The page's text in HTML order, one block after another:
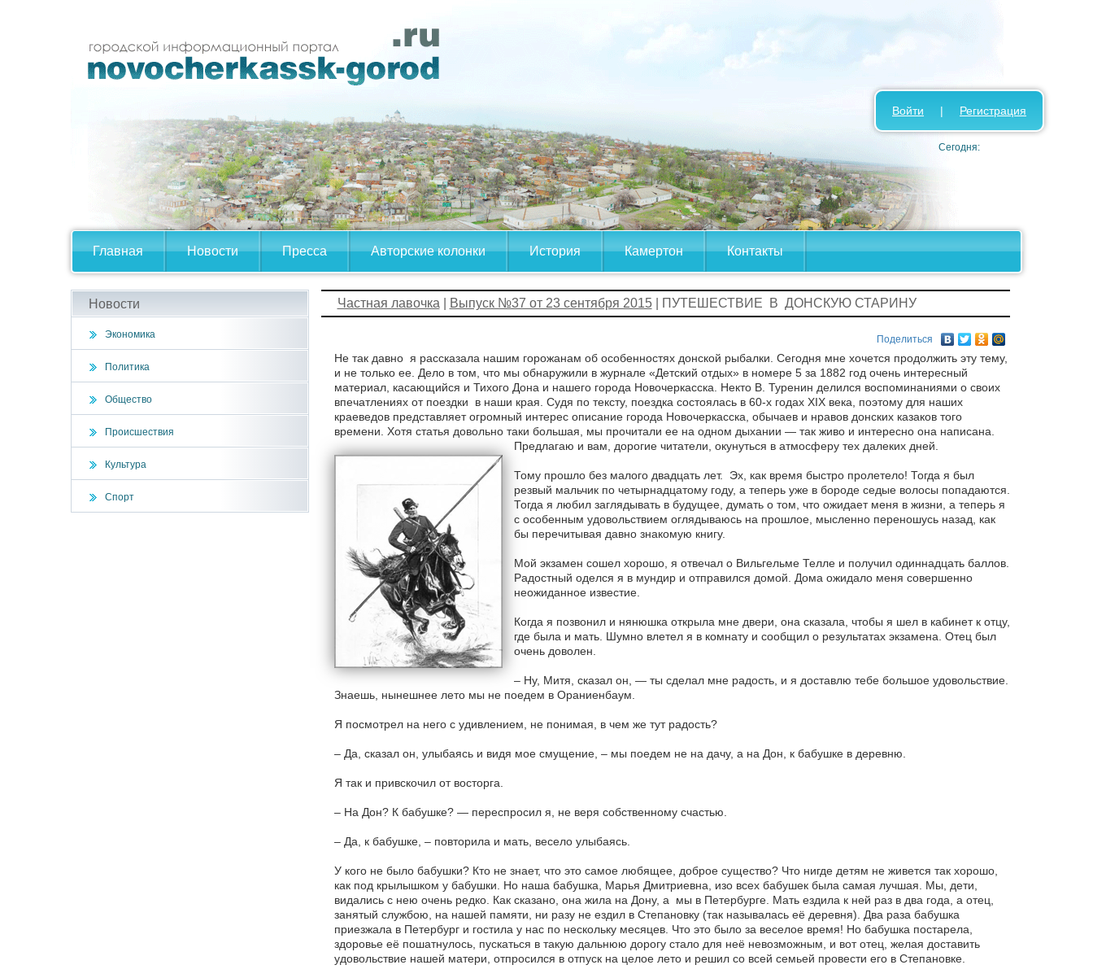
Главная Новости Пресса Авторские колонки История Камертон Контакты
Войти | Регистрация
Сегодня:
Новости
Экономика
Политика
Общество
Происшествия
Культура
Спорт
Частная лавочка Выпуск №37 от 23 сентября 2015| ПУТЕШЕСТВИЕ В ДОНСКУЮ СТАРИНУ
Поделиться
Не так давно я рассказала нашим горожанам об особенностях донской рыбалки. Сегодня мне хочется продолжить эту тему,
и не только ее. Дело в том, что мы обнаружили в журнале «Детский отдых» в номере 5 за 1882 год очень интересный
материал, касающийся и Тихого Дона и нашего города Новочеркасска. Некто В. Туренин делился воспоминаниями о своих
впечатлениях от поездки в наши края. Судя по тексту, поездка состоялась в 60-х годах ХIХ века, поэтому для наших
краеведов представляет огромный интерес описание города Новочеркасска, обычаев и нравов донских казаков того
времени. Хотя статья довольно таки большая, мы прочитали ее на одном дыхании — так живо и интересно она написана.
Предлагаю и вам, дорогие читатели, окунуться в атмосферу тех далеких дней.
Тому прошло без малого двадцать лет. Эх, как время быстро пролетело! Тогда я был
резвый мальчик по четырнадцатому году, а теперь уже в бороде седые волосы попадаются.
Тогда я любил заглядывать в будущее, думать о том, что ожидает меня в жизни, а теперь я
с особенным удовольствием оглядываюсь на прошлое, мысленно переношусь назад, как
бы перечитывая давно знакомую книгу.
Мой экзамен сошел хорошо, я отвечал о Вильгельме Телле и получил одиннадцать баллов.
Радостный оделся я в мундир и отправился домой. Дома ожидало меня совершенно
неожиданное известие.
Когда я позвонил и нянюшка открыла мне двери, она сказала, чтобы я шел в кабинет к отцу,
где была и мать. Шумно влетел я в комнату и сообщил о результатах экзамена. Отец был
очень доволен.
– Ну, Митя, сказал он, — ты сделал мне радость, и я доставлю тебе большое удовольствие.
Знаешь, нынешнее лето мы не поедем в Ораниенбаум.
Я посмотрел на него с удивлением, не понимая, в чем же тут радость?
– Да, сказал он, улыбаясь и видя мое смущение, – мы поедем не на дачу, а на Дон, к бабушке в деревню.
Я так и привскочил от восторга.
– На Дон? К бабушке? — переспросил я, не веря собственному счастью.
– Да, к бабушке, – повторила и мать, весело улыбаясь.
У кого не было бабушки? Кто не знает, что это самое любящее, доброе существо? Что нигде детям не живется так хорошо,
как под крылышком у бабушки. Но наша бабушка, Марья Дмитриевна, изо всех бабушек была самая лучшая. Мы, дети,
видались с нею очень редко. Как сказано, она жила на Дону, а мы в Петербурге. Мать ездила к ней раз в два года, а отец,
занятый службою, на нашей памяти, ни разу не ездил в Степановку (так называлась её деревня). Два раза бабушка
приезжала в Петербург и гостила у нас по нескольку месяцев. Что это было за веселое время! Но бабушка постарела,
здоровье её пошатнулось, пускаться в такую дальнюю дорогу стало для неё невозможным, и вот отец, желая доставить
удовольствие нашей матери, отпросился в отпуск на целое лето и решил со всей семьей провести его в Степановке.